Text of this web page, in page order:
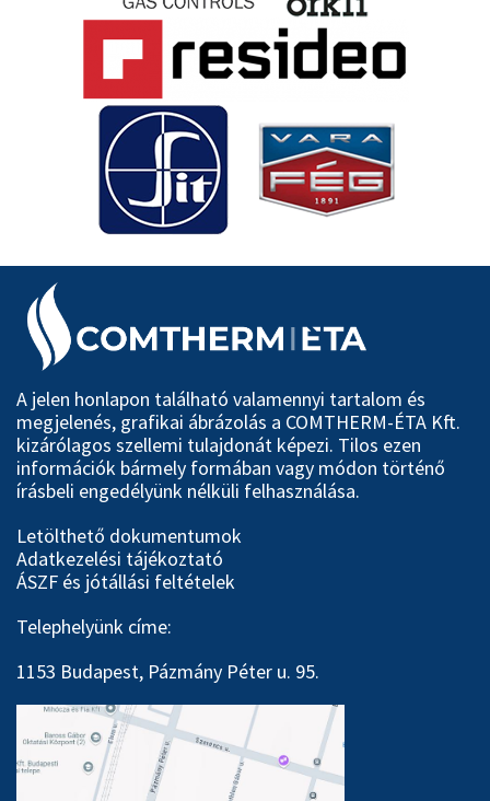
A jelen honlapon található valamennyi tartalom és
megjelenés, grafikai ábrázolás a COMTHERM-ÉTA Kft.
kizárólagos szellemi tulajdonát képezi. Tilos ezen
információk bármely formában vagy módon történő
írásbeli engedélyünk nélküli felhasználása.
Letölthető dokumentumok
Adatkezelési tájékoztató
ÁSZF és jótállási feltételek
Telephelyünk címe:
1153 Budapest, Pázmány Péter u. 95.